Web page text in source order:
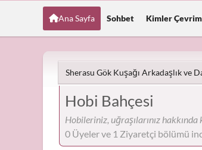
Ana Sayfa Sohbet Kimler
Sherasu Gök Kuşağı Arkadaşlık ve
Hobi Bahçesi
Hobileriniz, uğraşılarınız
0 Üyeler ve 1 Ziyaretçi bölümü